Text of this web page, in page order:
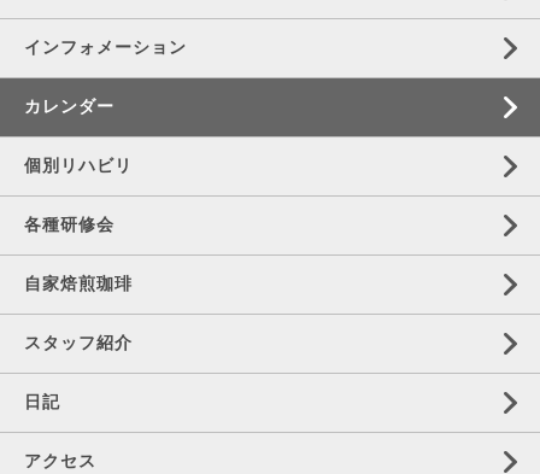
インフォメーション
カレンダー
個別リハビリ
各種研修会
自家焙煎珈琲
スタッフ紹介
日記
アクセス